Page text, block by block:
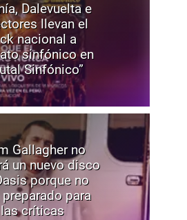
Dalevuelta e
llevan el
nacional a
sinfónico en
Sinfónico”
Gallagher no
un nuevo disco
porque no
para
las críticas